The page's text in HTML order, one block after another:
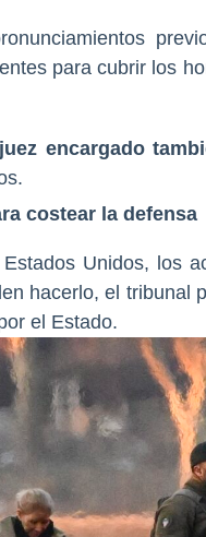
para cubrir los
juez encargado
costear la defensa
Unidos, los
hacerlo, el tribunal
el Estado.